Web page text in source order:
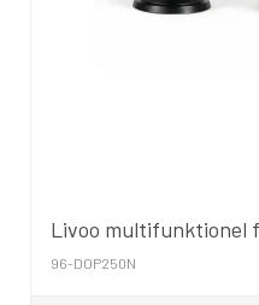
Livoo multifunktionel
96-DOP250N